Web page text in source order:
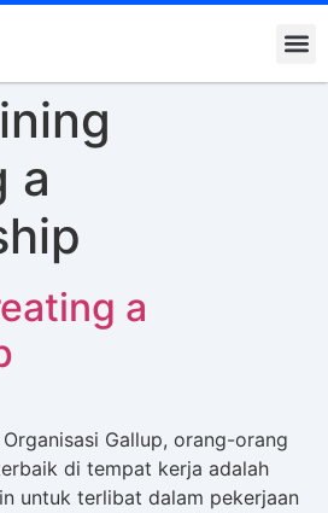
a
a
Organisasi Gallup, orang-orang
di tempat kerja adalah
untuk terlibat dalam pekerjaan